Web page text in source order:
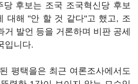
당 후보는 조국 조국혁신당 후보
대해 "안 할 것 같다"고 했고, 조
거 발언 등을 거론하며 비판 공세
입니다.
평택을은 최근 여론조사에서도